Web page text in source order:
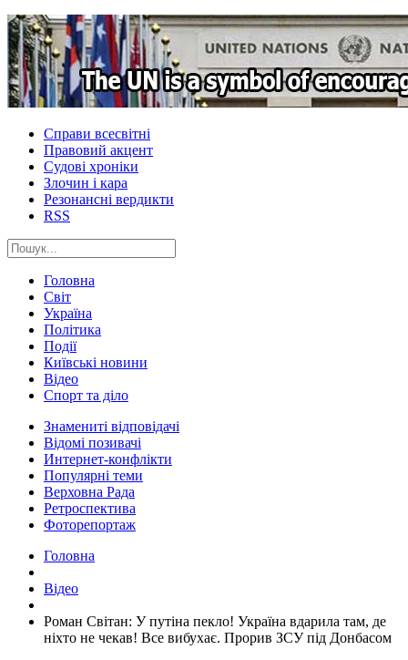
Справи всесвітні
Правовий акцент
Судові хроніки
Злочин і кара
Резонансні вердикти
RSS
Головна
Світ
Україна
Політика
Події
Київські новини
Відео
Спорт та діло
Знамениті відповідачі
Відомі позивачі
Интернет-конфлікти
Популярні теми
Верховна Рада
Ретроспектива
Фоторепортаж
Головна
Відео
​Роман Світан: У путіна пекло! Україна вдарила там, де
ніхто не чекав! Все вибухає. Прорив ЗСУ під Донбасом